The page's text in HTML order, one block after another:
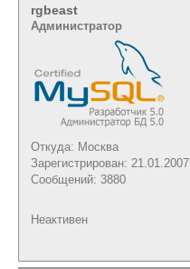
rgbeast
Администратор
Откуда: Москва
Зарегистрирован: 21.01.2007
Сообщений: 3880
Неактивен